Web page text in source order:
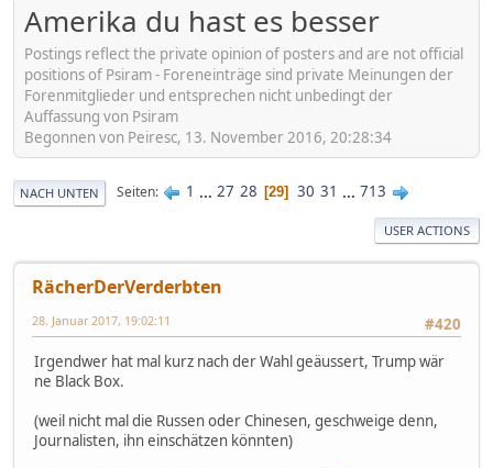
Amerika du hast es besser
Postings reflect the private opinion of posters and are not official
positions of Psiram - Foreneinträge sind private Meinungen der
Forenmitglieder und entsprechen nicht unbedingt der
Auffassung von Psiram
Begonnen von Peiresc, 13. November 2016, 20:28:34
NACH UNTEN Seiten 1 ... 27 28 29 30 31 ... 713
USER ACTIONS
RächerDerVerderbten
#420
28. Januar 2017, 19:02:11
Irgendwer hat mal kurz nach der Wahl geäussert, Trump wär
ne Black Box.
(weil nicht mal die Russen oder Chinesen, geschweige denn,
Journalisten, ihn einschätzen könnten)